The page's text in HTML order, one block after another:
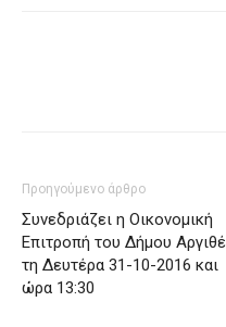
Προηγούμενο άρθρο
Συνεδριάζει η Οικονομική
Επιτροπή του Δήμου
τη Δευτέρα 31-10-2016 και
ώρα 13:30